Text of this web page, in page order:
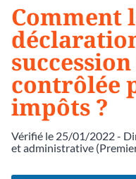
Comment
contrôlée
impôts ?
Vérifié le 25/01/2022 -
et administrative